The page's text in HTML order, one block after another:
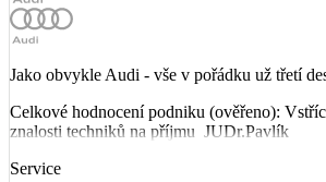
Jako obvykle Audi - vše v pořádku už třetí
Celkové hodnocení podniku (ověřeno):
znalosti techniků na příjmu JUDr.Pavlík
Service